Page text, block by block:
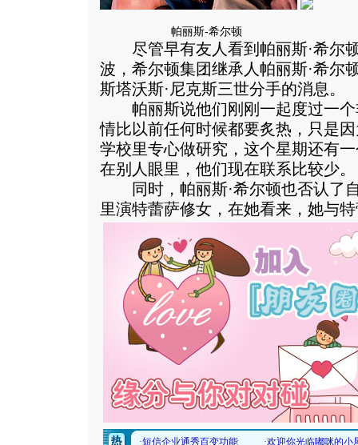
帕丽斯-希尔顿
尽管早有友人看到帕丽斯·希尔
波，希尔顿集团继承人帕丽斯·希尔
斯塔沃斯·尼克斯三世分手的消息。
帕丽斯说他们刚刚一起度过一个
情比以前任何时候都要炙热，只是
学校里专心做研究，这个星期还有
在别人眼里，他们现在联系比较少。
同时，帕丽斯·希尔顿也否认了
里演特蕾萨修女，在她看来，她与